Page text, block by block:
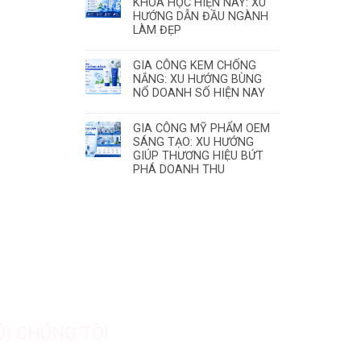
KHOA HỌC HIỆN NAY: XU
HƯỚNG DẪN ĐẦU NGÀNH
LÀM ĐẸP
GIA CÔNG KEM CHỐNG
NẮNG: XU HƯỚNG BÙNG
NỔ DOANH SỐ HIỆN NAY
GIA CÔNG MỸ PHẨM OEM
SÁNG TẠO: XU HƯỚNG
GIÚP THƯƠNG HIỆU BỨT
PHÁ DOANH THU